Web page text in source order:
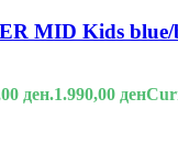
MID Kids blue/
ден.1.990,00 ден